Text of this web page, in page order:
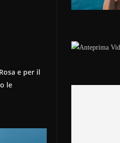
e per il
le